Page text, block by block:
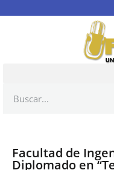
Facultad de
Diplomado en